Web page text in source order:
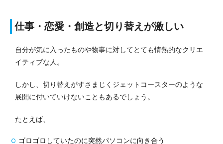
仕事・恋愛・創造と切り替えが激しい
自分が気に入ったものや物事に対してとても情熱的なクリエ
イティブな人。
しかし、切り替えがすさまじくジェットコースターのような
展開に付いていけないこともあるでしょう。
たとえば、
ゴロゴロしていたのに突然パソコンに向き合う